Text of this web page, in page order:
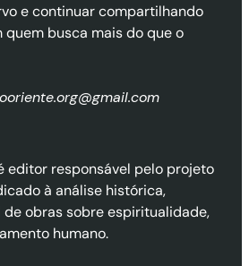
e continuar compartilhando
busca mais do que o
editor responsável pelo projeto
à análise histórica,
obras sobre espiritualidade,
humano.